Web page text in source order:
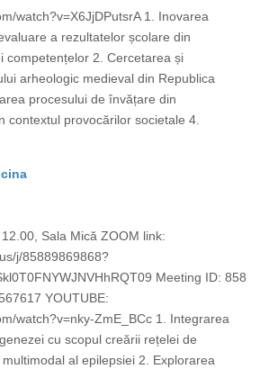
watch?v=X6JjDPutsrA 1. Inovarea
a rezultatelor școlare din
competențelor 2. Cercetarea și
arheologic medieval din Republica
procesului de învățare din
contextul provocărilor societale 4.
Sala Mică ZOOM link:
j/85889869868?
Meeting ID: 858
YOUTUBE:
watch?v=nky-ZmE_BCc 1. Integrarea
cu scopul creării rețelei de
al epilepsiei 2. Explorarea